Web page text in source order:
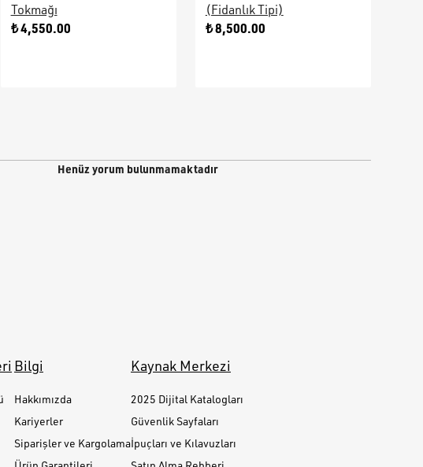
Tokmağı
₺ 4,550.00
(Fidanlık Tipi)
₺ 8,500.00
Henüz yorum bulunmamaktadır
Bilgi
Hakkımızda
Kariyerler
Siparişler ve Kargolama
Kaynak Merkezi
2025 Dijital Katalogları
Güvenlik Sayfaları
İpuçları ve Kılavuzları